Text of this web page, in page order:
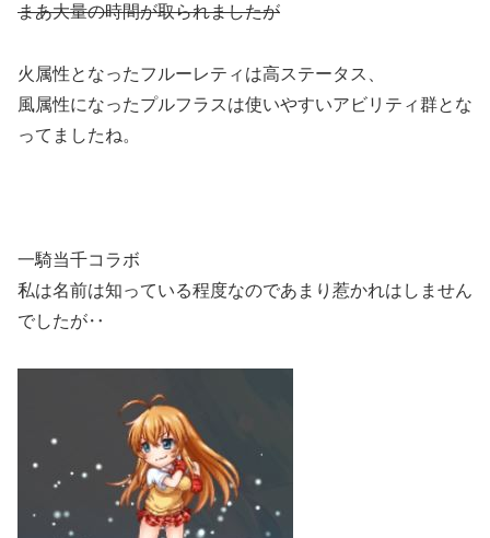
まあ大量の時間が取られましたが
火属性となったフルーレティは高ステータス、
風属性になったプルフラスは使いやすいアビリティ群とな
ってましたね。
一騎当千コラボ
私は名前は知っている程度なのであまり惹かれはしません
でしたが‥